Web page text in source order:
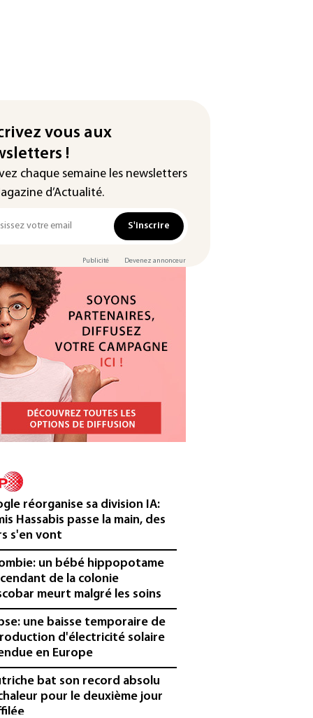
vous aux
!
chaque semaine les newsletters
d’Actualité.
S'inscrire
Publicité Devenez annonceur
réorganise sa division IA:
Hassabis passe la main, des
s'en vont
un bébé hippopotame
de la colonie
meurt malgré les soins
une baisse temporaire de
d'électricité solaire
en Europe
bat son record absolu
pour le deuxième jour